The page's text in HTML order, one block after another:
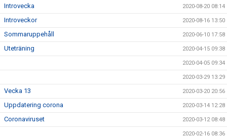
Introvecka 2020-08-20 08:14
Introveckor 2020-08-16 13:50
Sommaruppehåll 2020-06-10 17:58
Uteträning 2020-04-15 09:38
2020-04-05 09:34
2020-03-29 13:29
Vecka 13 2020-03-20 20:56
Uppdatering corona 2020-03-14 12:28
Coronaviruset 2020-03-12 08:48
2020-02-16 08:36